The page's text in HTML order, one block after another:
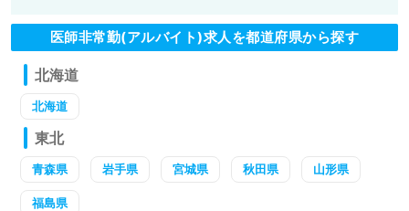
医師非常勤(アルバイト)求人を都道府県から探す
北海道
北海道
東北
青森県 岩手県 宮城県 秋田県 山形県
福島県